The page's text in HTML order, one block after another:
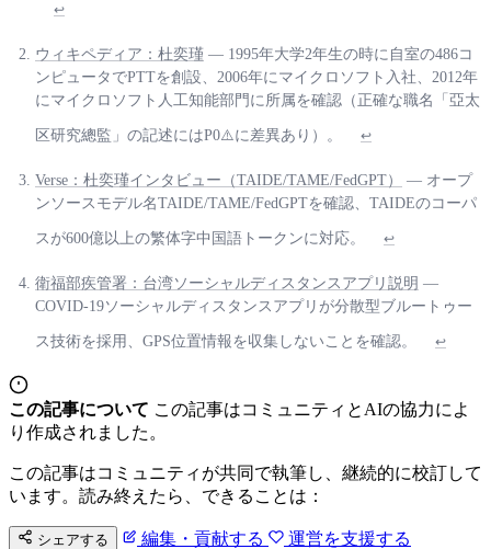
↩
ウィキペディア：杜奕瑾 — 1995年大学2年生の時に自室の486コ
ンピュータでPTTを創設、2006年にマイクロソフト入社、2012年
にマイクロソフト人工知能部門に所属を確認（正確な職名「亞太
区研究總監」の記述にはP0⚠️に差異あり）。 ↩
Verse：杜奕瑾インタビュー（TAIDE/TAME/FedGPT）
— オープ
ンソースモデル名TAIDE/TAME/FedGPTを確認、TAIDEのコーパ
スが600億以上の繁体字中国語トークンに対応。 ↩
衛福部疾管署：台湾ソーシャルディスタンスアプリ説明 —
COVID-19ソーシャルディスタンスアプリが分散型ブルートゥー
ス技術を採用、GPS位置情報を収集しないことを確認。 ↩
この記事について この記事はコミュニティとAIの協力によ
り作成されました。
この記事はコミュニティが共同で執筆し、継続的に校訂して
います。読み終えたら、できることは：
シェアする 編集・貢献する 運営を支援する